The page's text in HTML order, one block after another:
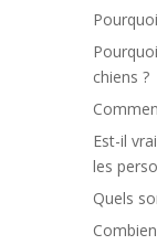
chiens ?
Est-il
les
Quels